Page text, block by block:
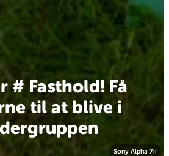
# Fasthold! Få
til at blive i
Sony Alpha 7ii